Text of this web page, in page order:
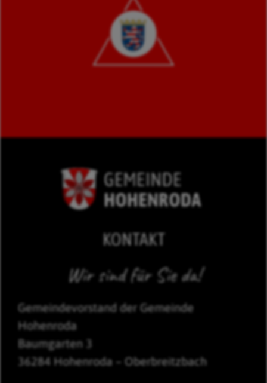
KONTAKT
Wir sind für Sie da!
Gemeindevorstand der Gemeinde
Hohenroda
Baumgarten 3
36284 Hohenroda – Oberbreitzbach